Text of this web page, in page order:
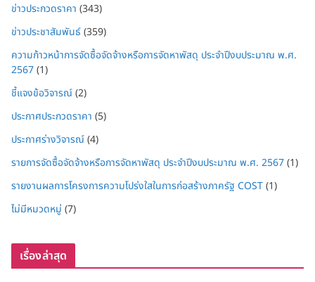
ข่าวประกวดราคา (343)
ข่าวประชาสัมพันธ์(359)
ความก้าวหน้าการจัดซื้อจัดจ้างหรือการจัดหาพัสดุ ประจำปีงบประมาณ พ.ศ.
2567(1)
ชี้แจงข้อวิจารณ์(2)
ประกาศประกวดราคา (5)
ประกาศร่างวิจารณ์(4)
รายการจัดซื้อจัดจ้างหรือการจัดหาพัสดุ ประจำปีงบประมาณ พ.ศ. 2567(1)
รายงานผลการโครงการความโปร่งใสในการก่อสร้างภาครัฐ COST(1)
ไม่มีหมวดหมู่ (7)
เรื่องล่าสุด